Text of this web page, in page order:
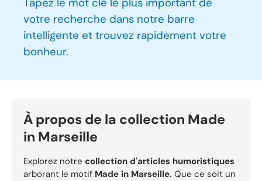
votre recherche dans notre barre
intelligente et trouvez rapidement votre
bonheur.
À propos de la collection Made
in Marseille
Explorez notre collection d'articles humoristiques
arborant le motif Made in Marseille. Que ce soit un